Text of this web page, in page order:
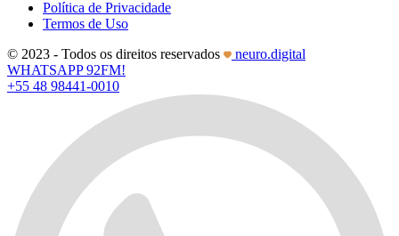
Política de Privacidade
Termos de Uso
© 2023 - Todos os direitos reservados
neuro.digital
WHATSAPP 92FM!
+55 48 98441-0010